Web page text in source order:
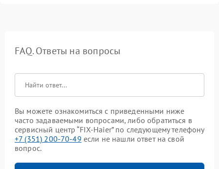
FAQ. Ответы на вопросы
Вы можете ознакомиться с приведенными ниже
часто задаваемыми вопросами, либо обратиться в
сервисный центр “FIX-Haier” по следующему телефону
+7 (351) 200-70-49 если не нашли ответ на свой
вопрос.